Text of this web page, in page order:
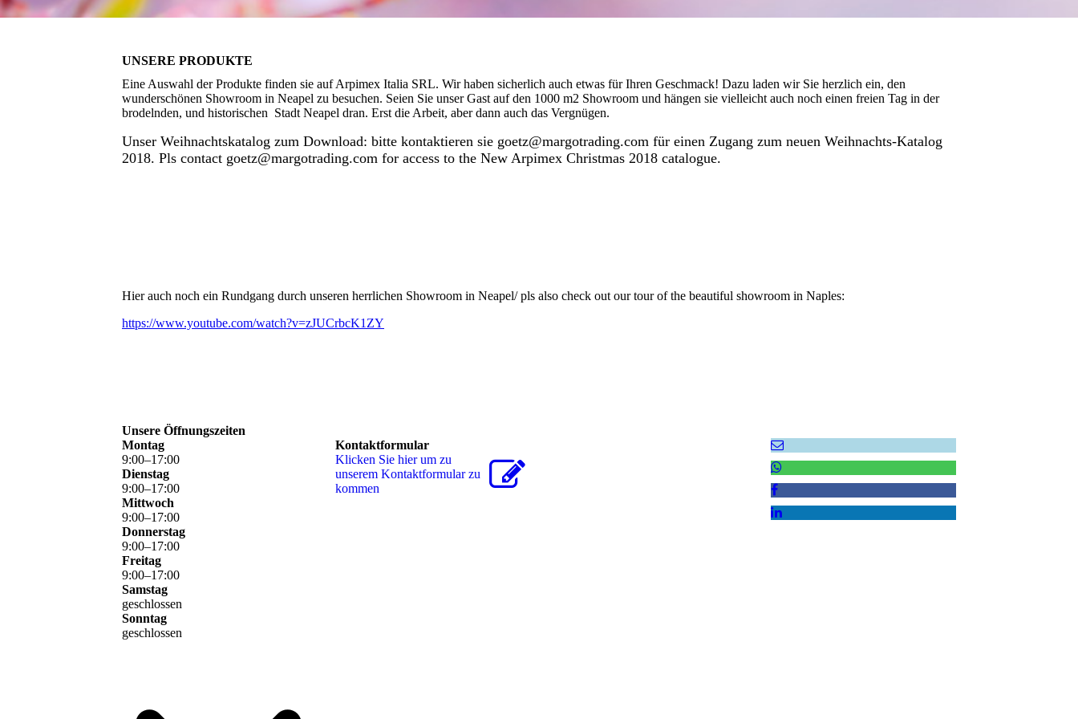
UNSERE PRODUKTE
Eine Auswahl der Produkte finden sie auf Arpimex Italia SRL. Wir haben sicherlich auch etwas für Ihren Geschmack! Dazu laden wir Sie herzlich ein, den
wunderschönen Showroom in Neapel zu besuchen. Seien Sie unser Gast auf den 1000 m2 Showroom und hängen sie vielleicht auch noch einen freien Tag in der
brodelnden, und historischen Stadt Neapel dran. Erst die Arbeit, aber dann auch das Vergnügen.
Unser Weihnachtskatalog zum Download: bitte kontaktieren sie goetz@margotrading.com für einen Zugang zum neuen Weihnachts-Katalog
2018. Pls contact goetz@margotrading.com for access to the New Arpimex Christmas 2018 catalogue.
Hier auch noch ein Rundgang durch unseren herrlichen Showroom in Neapel/ pls also check out our tour of the beautiful showroom in Naples:
https://www.youtube.com/watch?v=zJUCrbcK1ZY
Unsere Öffnungszeiten
Montag
9:00–17:00
Dienstag
9:00–17:00
Mittwoch
9:00–17:00
Donnerstag
9:00–17:00
Freitag
9:00–17:00
Samstag
geschlossen
Sonntag
geschlossen
Kontaktformular
Klicken Sie hier um zu
unserem Kon­takt­for­mu­lar zu
kommen